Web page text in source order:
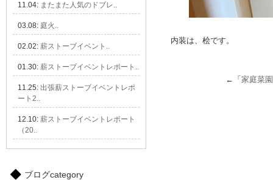
内装は、桧です。
←「家庭菜
11.04: またまた人気のドブレ..
03.08: 庭火..
02.02: 薪ストーブイベント..
01.30: 薪ストーブイベントレポート..
11.25: 出張薪ストーブイベントレポ
ート2..
12.10: 薪ストーブイベントレポート
（20..
ブログcategory